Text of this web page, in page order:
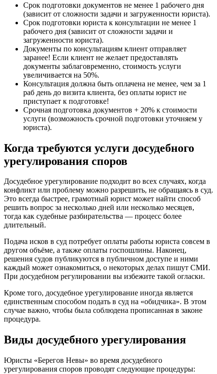
Срок подготовки документов не менее 1 рабочего дня
(зависит от сложности задачи и загруженности юриста).
Срок подготовки юриста к консультации не менее 1
рабочего дня (зависит от сложности задачи и
загруженности юриста).
Документы по консультациям клиент отправляет
заранее! Если клиент не желает предоставлять
документы заблаговременно, стоимость услуги
увеличивается на 50%.
Консультация должна быть оплачена не менее, чем за 1
раб день до визита клиента, без оплаты юрист не
приступает к подготовке!
Срочная подготовка документов + 20% к стоимости
услуги (возможность срочной подготовки уточняем у
юриста).
Когда требуются услуги досудебного
урегулирования споров
Досудебное урегулирование подходит во всех случаях, когда
конфликт или проблему можно разрешить, не обращаясь в суд.
Это всегда быстрее, грамотный юрист может найти способ
решить вопрос за несколько дней или несколько месяцев,
тогда как судебные разбирательства — процесс более
длительный.
Подача исков в суд потребует оплаты работы юриста совсем в
другом объёме, а также оплаты госпошлины. Наконец,
решения судов публикуются в публичном доступе и ними
каждый может ознакомиться, о некоторых делах пишут СМИ.
При досудебном регулировании вы избежите такой огласки.
Кроме того, досудебное урегулирование иногда является
единственным способом подать в суд на «обидчика». В этом
случае важно, чтобы была соблюдена прописанная в законе
процедура.
Виды досудебного урегулирования
Юристы «Берегов Невы» во время досудебного
урегулирования споров проводят следующие процедуры: